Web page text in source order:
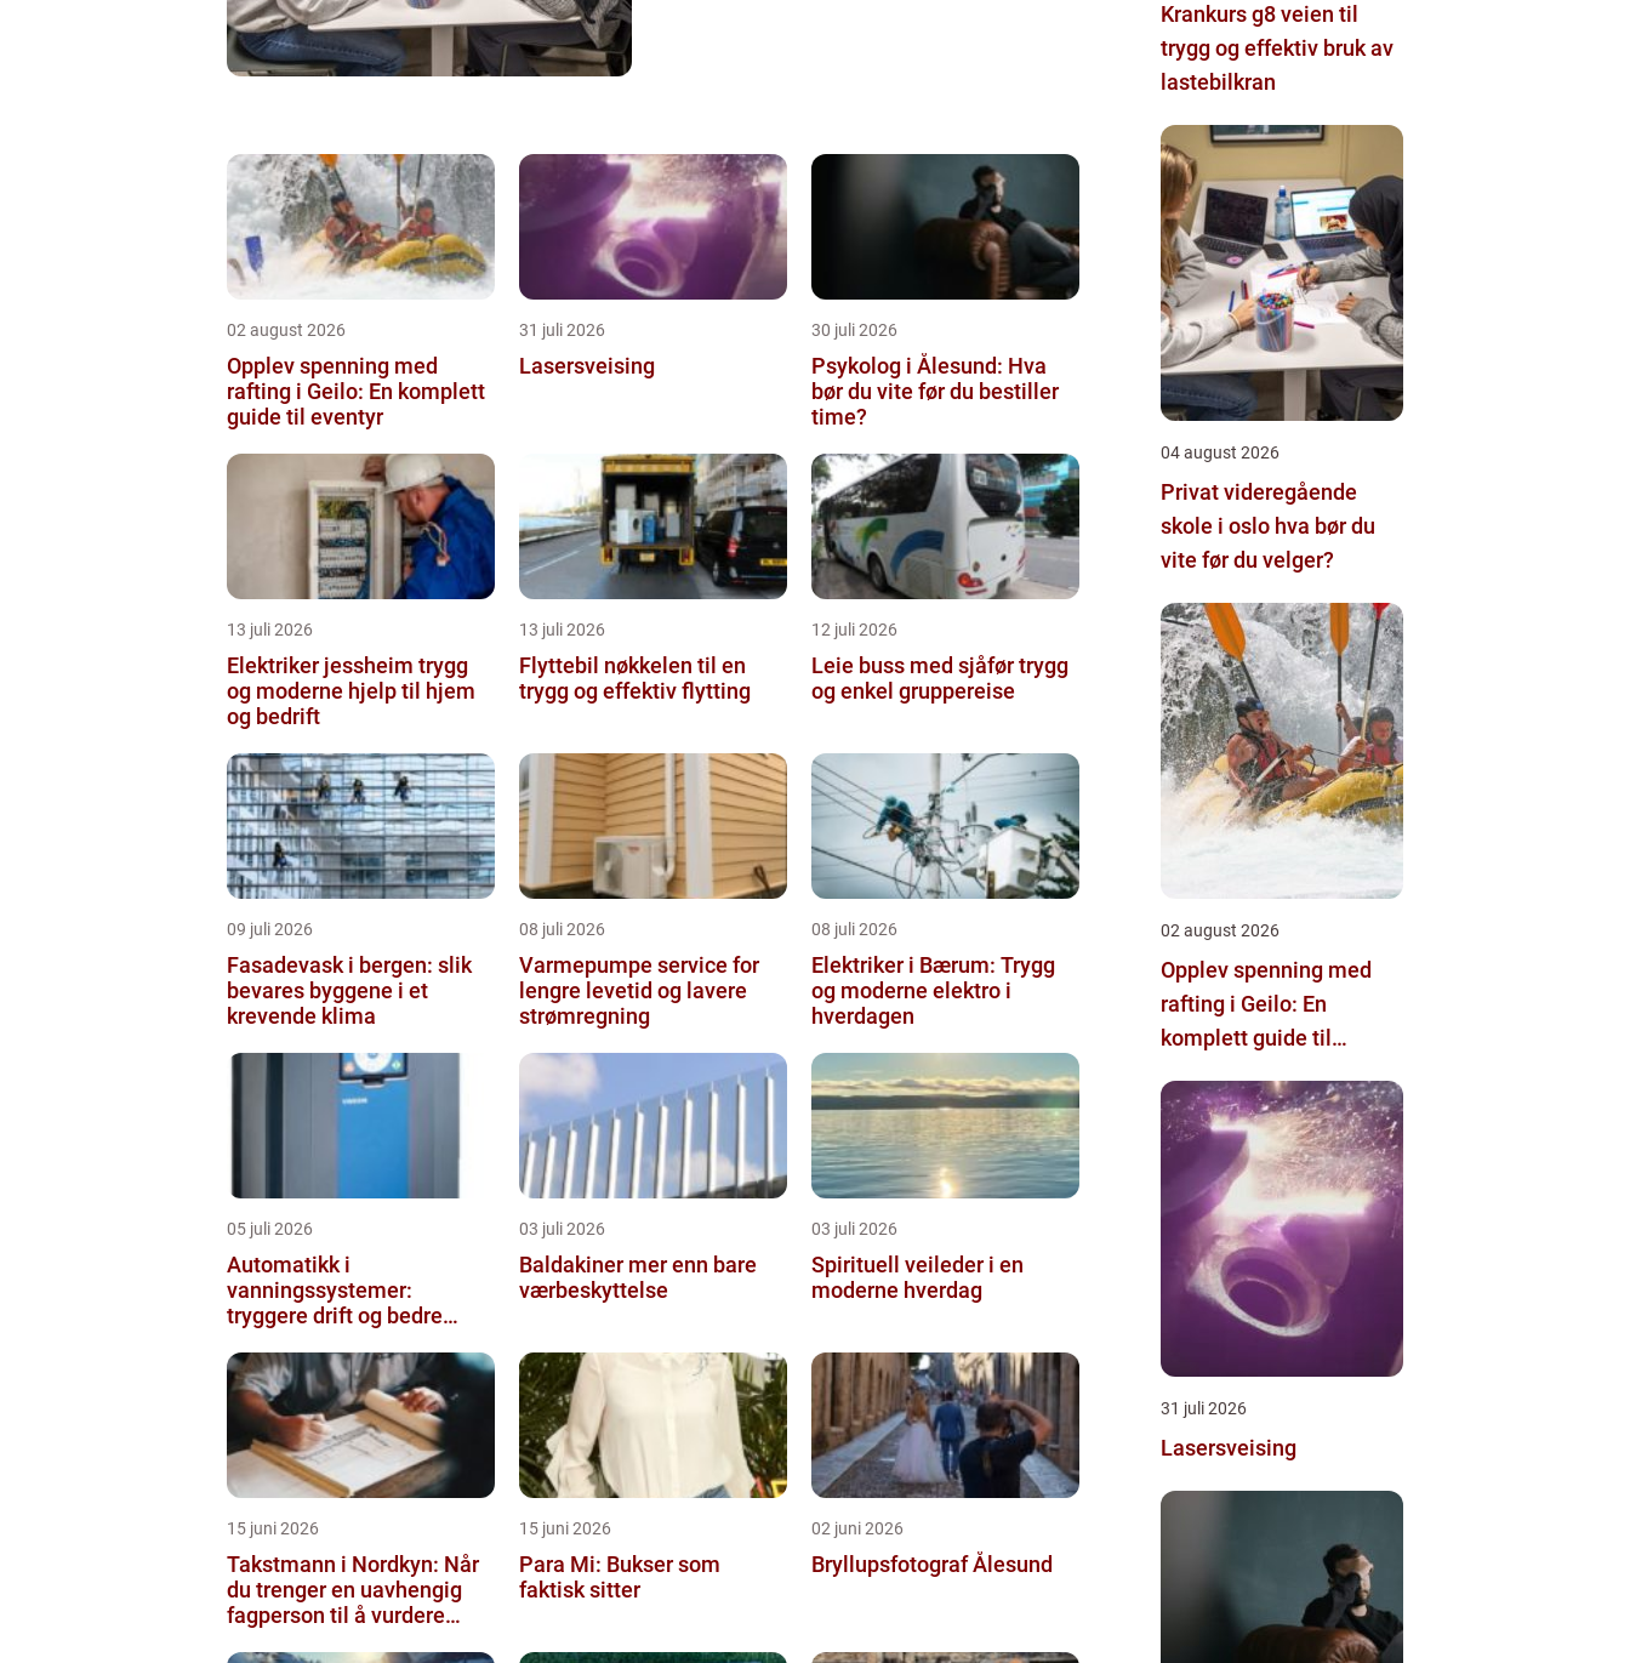
02 august 2026
Opplev spenning med
rafting i Geilo: En komplett
guide til eventyr
31 juli 2026
Lasersveising
30 juli 2026
Psykolog i Ålesund: Hva
bør du vite før du bestiller
time?
13 juli 2026
Elektriker jessheim trygg
og moderne hjelp til hjem
og bedrift
13 juli 2026
Flyttebil nøkkelen til en
trygg og effektiv flytting
12 juli 2026
Leie buss med sjåfør trygg
og enkel gruppereise
09 juli 2026
Fasadevask i bergen: slik
bevares byggene i et
krevende klima
08 juli 2026
Varmepumpe service for
lengre levetid og lavere
strømregning
08 juli 2026
Elektriker i Bærum: Trygg
og moderne elektro i
hverdagen
05 juli 2026
Automatikk i
vanningssystemer:
tryggere drift og bedre
03 juli 2026
Baldakiner mer enn bare
værbeskyttelse
03 juli 2026
Spirituell veileder i en
moderne hverdag
15 juni 2026
Takstmann i Nordkyn: Når
du trenger en uavhengig
fagperson til å vurdere
15 juni 2026
Para Mi: Bukser som
faktisk sitter
02 juni 2026
Bryllupsfotograf Ålesund
Krankurs g8 veien til
trygg og effektiv bruk av
lastebilkran
04 august 2026
Privat videregående
skole i oslo hva bør du
vite før du velger?
02 august 2026
Opplev spenning med
rafting i Geilo: En
komplett guide til
31 juli 2026
Lasersveising